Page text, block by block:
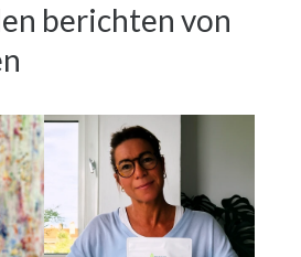
berichten von